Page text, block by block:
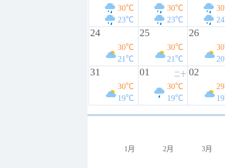
30℃
23℃
30℃
23℃
24
30℃
21℃
25
30℃
21℃
26
31
30℃
19℃
01 二十
30℃
19℃
02
1月 2月 3月